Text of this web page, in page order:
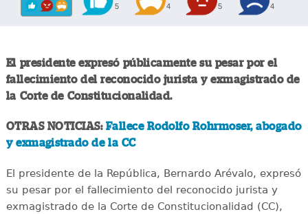
5 4 5 4
El presidente expresó públicamente su pesar por el
fallecimiento del reconocido jurista y exmagistrado de
la Corte de Constitucionalidad.
OTRAS NOTICIAS: Fallece Rodolfo Rohrmoser, abogado
y exmagistrado de la CC
El presidente de la República, Bernardo Arévalo, expresó
su pesar por el fallecimiento del reconocido jurista y
exmagistrado de la Corte de Constitucionalidad (CC),